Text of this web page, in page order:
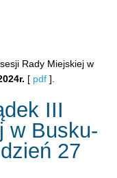
Rady Miejskiej w
[ pdf ].
III
w Busku-
27